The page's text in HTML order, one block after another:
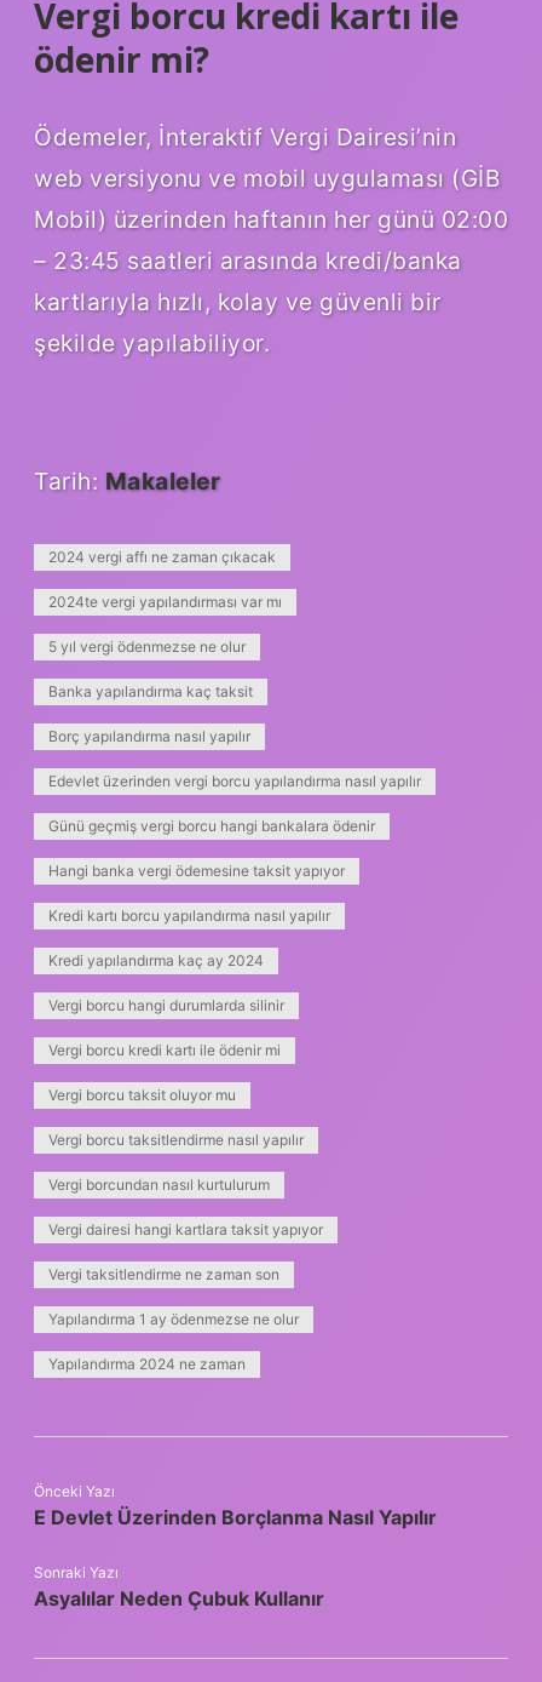
Vergi borcu kredi kartı ile
ödenir mi?
Ödemeler, İnteraktif Vergi Dairesi’nin
web versiyonu ve mobil uygulaması (GİB
Mobil) üzerinden haftanın her günü 02:00
– 23:45 saatleri arasında kredi/banka
kartlarıyla hızlı, kolay ve güvenli bir
şekilde yapılabiliyor.
Tarih: Makaleler
2024 vergi affı ne zaman çıkacak
2024te vergi yapılandırması var mı
5 yıl vergi ödenmezse ne olur
Banka yapılandırma kaç taksit
Borç yapılandırma nasıl yapılır
Edevlet üzerinden vergi borcu yapılandırma nasıl yapılır
Günü geçmiş vergi borcu hangi bankalara ödenir
Hangi banka vergi ödemesine taksit yapıyor
Kredi kartı borcu yapılandırma nasıl yapılır
Kredi yapılandırma kaç ay 2024
Vergi borcu hangi durumlarda silinir
Vergi borcu kredi kartı ile ödenir mi
Vergi borcu taksit oluyor mu
Vergi borcu taksitlendirme nasıl yapılır
Vergi borcundan nasıl kurtulurum
Vergi dairesi hangi kartlara taksit yapıyor
Vergi taksitlendirme ne zaman son
Yapılandırma 1 ay ödenmezse ne olur
Yapılandırma 2024 ne zaman
Önceki Yazı
E Devlet Üzerinden Borçlanma Nasıl Yapılır
Sonraki Yazı
Asyalılar Neden Çubuk Kullanır